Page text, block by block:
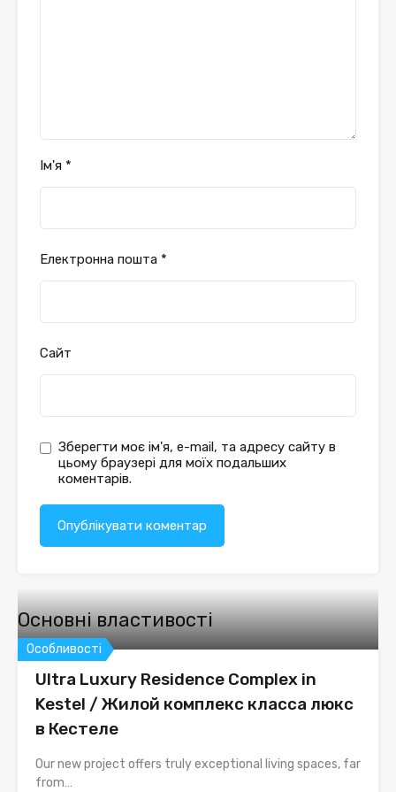
Ім'я *
Електронна пошта *
Сайт
Зберегти моє ім'я, e-mail, та адресу сайту в
цьому браузері для моїх подальших
коментарів.
Основні властивості
Особливості
Ultra Luxury Residence Complex in
Kestel / Жилой комплекс класса люкс
в Кестеле
Our new project offers truly exceptional living spaces, far
from…